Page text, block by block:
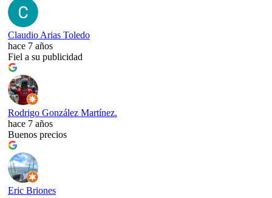
Claudio Arias Toledo
hace 7 años
Fiel a su publicidad
Rodrigo González Martínez.
hace 7 años
Buenos precios
Eric Briones